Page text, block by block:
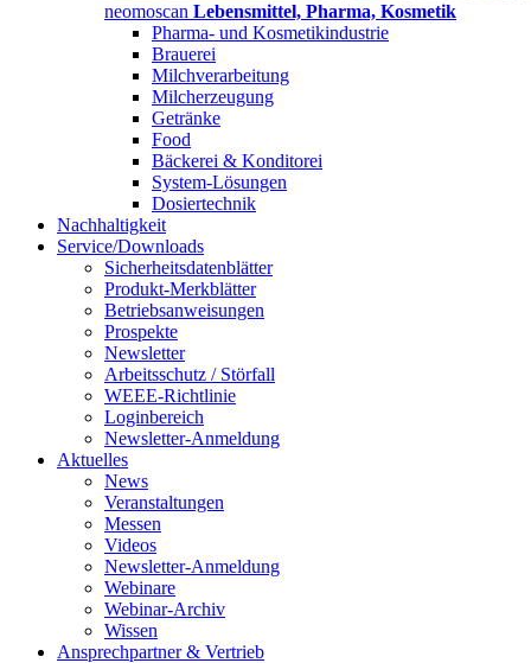
neomoscan Lebensmittel, Pharma, Kosmetik
Pharma- und Kosmetikindustrie
Brauerei
Milchverarbeitung
Milcherzeugung
Getränke
Food
Bäckerei & Konditorei
System-Lösungen
Dosiertechnik
Nachhaltigkeit
Service/Downloads
Sicherheitsdatenblätter
Produkt-Merkblätter
Betriebsanweisungen
Prospekte
Newsletter
Arbeitsschutz / Störfall
WEEE-Richtlinie
Loginbereich
Newsletter-Anmeldung
Aktuelles
News
Veranstaltungen
Messen
Videos
Newsletter-Anmeldung
Webinare
Webinar-Archiv
Wissen
Ansprechpartner & Vertrieb